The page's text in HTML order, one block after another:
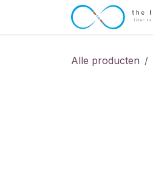
Overslaan naar inhoud
Alle producten